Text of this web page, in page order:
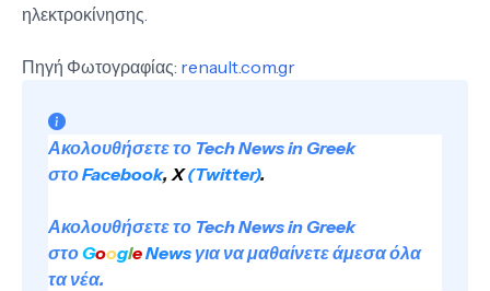
ηλεκτροκίνησης.
Πηγή Φωτογραφίας: renault.com.gr
Ακολουθήσετε το Tech News in Greek
στοFacebook, X(Twitter).
Ακολουθήσετε το Tech News in Greek
στο GoogleNews για να μαθαίνετε άμεσα όλα
τα νέα.